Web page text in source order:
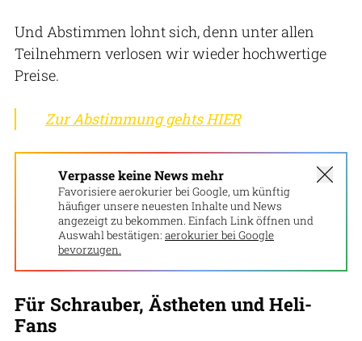
Und Abstimmen lohnt sich, denn unter allen
Teilnehmern verlosen wir wieder hochwertige
Preise.
Zur Abstimmung gehts HIER
Verpasse keine News mehr
Favorisiere aerokurier bei Google, um künftig
häufiger unsere neuesten Inhalte und News
angezeigt zu bekommen. Einfach Link öffnen und
Auswahl bestätigen: aerokurier bei Google
bevorzugen.
Für Schrauber, Ästheten und Heli-
Fans